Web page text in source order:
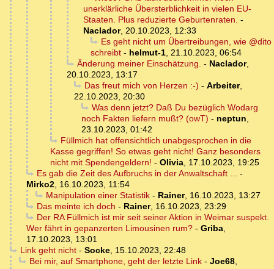
unerklärliche Übersterblichkeit in vielen EU-
Staaten. Plus reduzierte Geburtenraten. -
Naclador, 20.10.2023, 12:33
Es geht nicht um Übertreibungen, wie @dito
schreibt - helmut-1, 21.10.2023, 06:54
Änderung meiner Einschätzung. - Naclador,
20.10.2023, 13:17
Das freut mich von Herzen :-) - Arbeiter,
22.10.2023, 20:30
Was denn jetzt? Daß Du bezüglich Wodarg
noch Fakten liefern mußt? (owT) - neptun,
23.10.2023, 01:42
Füllmich hat offensichtlich unabgesprochen in die
Kasse gegriffen! So etwas geht nicht! Ganz besonders
nicht mit Spendengeldern! - Olivia, 17.10.2023, 19:25
Es gab die Zeit des Aufbruchs in der Anwaltschaft ... -
Mirko2, 16.10.2023, 11:54
Manipulation einer Statistik- Rainer, 16.10.2023, 13:27
Das meinte ich doch - Rainer, 16.10.2023, 23:29
Der RA Füllmich ist mir seit seiner Aktion in Weimar suspekt.
Wer fährt in gepanzerten Limousinen rum? - Griba,
17.10.2023, 13:01
Link geht nicht- Socke, 15.10.2023, 22:48
Bei mir, auf Smartphone, geht der letzte Link- Joe68,